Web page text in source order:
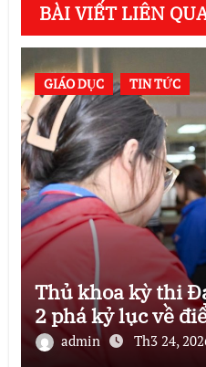
BÀI VIẾT LIÊN
GIÁO DỤC TIN TỨC
Thủ khoa kỳ thi
2 phá kỷ lục về
admin Th3 24,